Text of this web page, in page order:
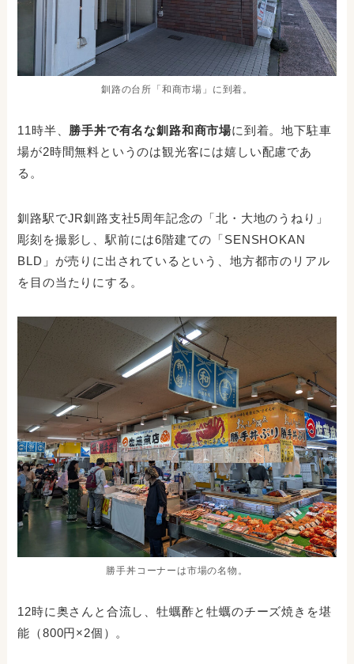
釧路の台所「和商市場」に到着。
11時半、 勝手丼で有名な釧路和商市場に到着。地下駐車
場が2時間無料というのは観光客には嬉しい配慮であ
る。
釧路駅でJR釧路支社5周年記念の「北・大地のうねり」
彫刻を撮影し、駅前には6階建ての「SENSHOKAN
BLD」が売りに出されているという、地方都市のリアル
を目の当たりにする。
勝手丼コーナーは市場の名物。
12時に奥さんと合流し、牡蠣酢と牡蠣のチーズ焼きを堪
能（800円×2個）。